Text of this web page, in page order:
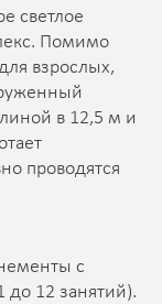
светлое
Помимо
взрослых,
в 12,5 м и
проводятся
с
до 12 занятий).